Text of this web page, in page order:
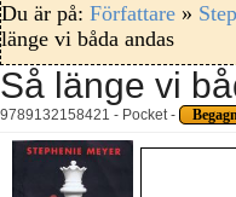
Du är på: Författare »
länge vi båda andas
Så länge vi
9789132158421 - Pocket -